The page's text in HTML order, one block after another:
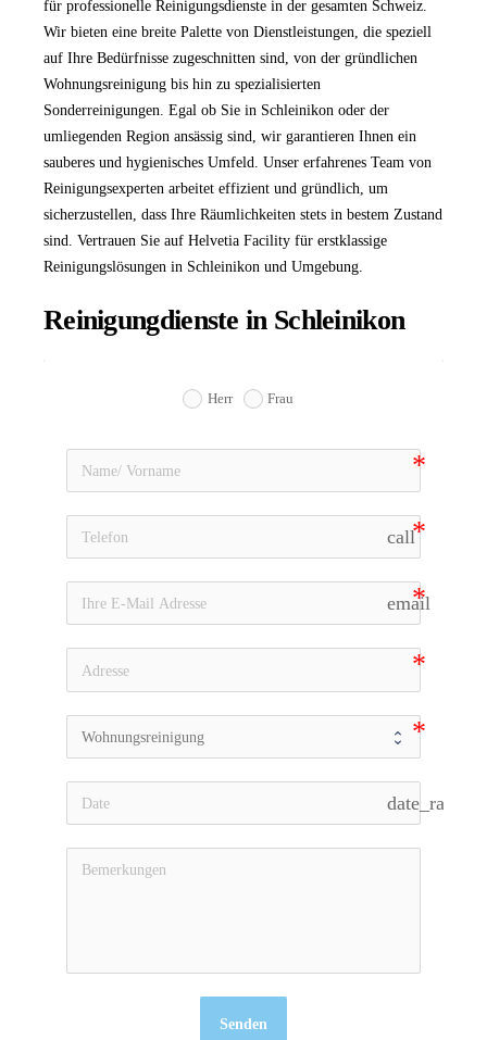
für professionelle Reinigungsdienste in der gesamten Schweiz.
Wir bieten eine breite Palette von Dienstleistungen, die speziell
auf Ihre Bedürfnisse zugeschnitten sind, von der gründlichen
Wohnungsreinigung bis hin zu spezialisierten
Sonderreinigungen. Egal ob Sie in Schleinikon oder der
umliegenden Region ansässig sind, wir garantieren Ihnen ein
sauberes und hygienisches Umfeld. Unser erfahrenes Team von
Reinigungsexperten arbeitet effizient und gründlich, um
sicherzustellen, dass Ihre Räumlichkeiten stets in bestem Zustand
sind. Vertrauen Sie auf Helvetia Facility für erstklassige
Reinigungslösungen in Schleinikon und Umgebung.
Reinigungdienste in Schleinikon
Herr Frau
call
email
date_range
Senden